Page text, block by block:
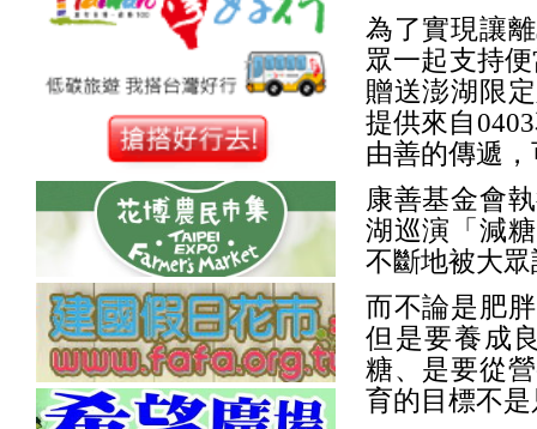
為了實現讓
眾一起支持
贈送澎湖限
提供來自
由善的傳遞
康善基金會
湖巡演「減
不斷地被大
而不論是肥
但是要養成
糖、是要從
育的目標不